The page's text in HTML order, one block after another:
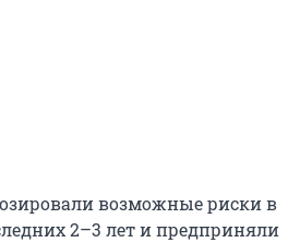
возможные риски в
2–3 лет и предприняли